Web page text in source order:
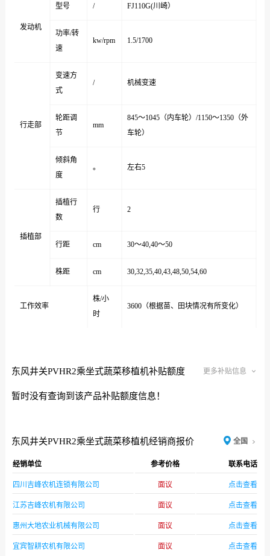
发动机
型号 / FJ110G(川崎）
功率/转
速
kw/rpm 1.5/1700
行走部
变速方
式
/ 机械变速
轮距调
节
mm
845～1045（内车轮）/1150～1350（外
车轮）
倾斜角
度
。 左右5
插植部
插植行
数
行 2
行距 cm 30～40,40～50
株距 cm 30,32,35,40,43,48,50,54,60
工作效率
株/小
时
3600（根据苗、田块情况有所变化）
东风井关PVHR2乘坐式蔬菜移植机补贴额度 更多补贴信息
暂时没有查询到该产品补贴额度信息！
东风井关PVHR2乘坐式蔬菜移植机经销商报价 全国
经销单位 参考价格 联系电话
四川吉峰农机连锁有限公司 面议 点击查看
江苏吉峰农机有限公司 面议 点击查看
惠州大地农业机械有限公司 面议 点击查看
宜宾智耕农机有限公司 面议 点击查看